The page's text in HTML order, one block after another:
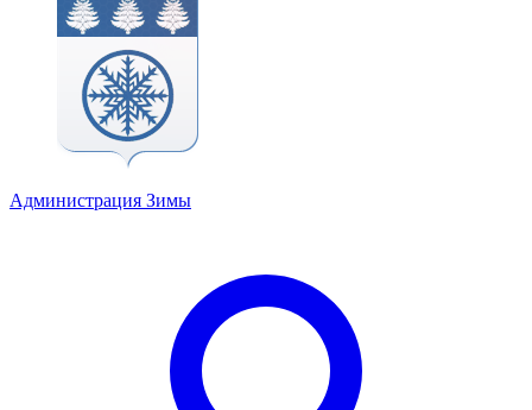
Администрация Зимы